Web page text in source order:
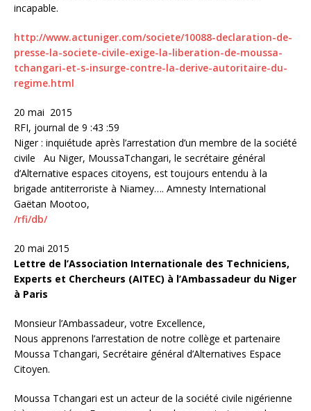
incapable.
http://www.actuniger.com/societe/10088-declaration-de-
presse-la-societe-civile-exige-la-liberation-de-moussa-
tchangari-et-s-insurge-contre-la-derive-autoritaire-du-
regime.html
20 mai 2015
RFI, journal de 9 :43 :59
Niger : inquiétude après l’arrestation d’un membre de la société
civile Au Niger, MoussaTchangari, le secrétaire général
d’Alternative espaces citoyens, est toujours entendu à la
brigade antiterroriste à Niamey…. Amnesty International
Gaëtan Mootoo,
/rfi/db/
20 mai 2015
Lettre de l’Association Internationale des Techniciens,
Experts et Chercheurs (AITEC) à l’Ambassadeur du Niger
à Paris
Monsieur l’Ambassadeur, votre Excellence,
Nous apprenons l’arrestation de notre collège et partenaire
Moussa Tchangari, Secrétaire général d’Alternatives Espace
Citoyen.
Moussa Tchangari est un acteur de la société civile nigérienne